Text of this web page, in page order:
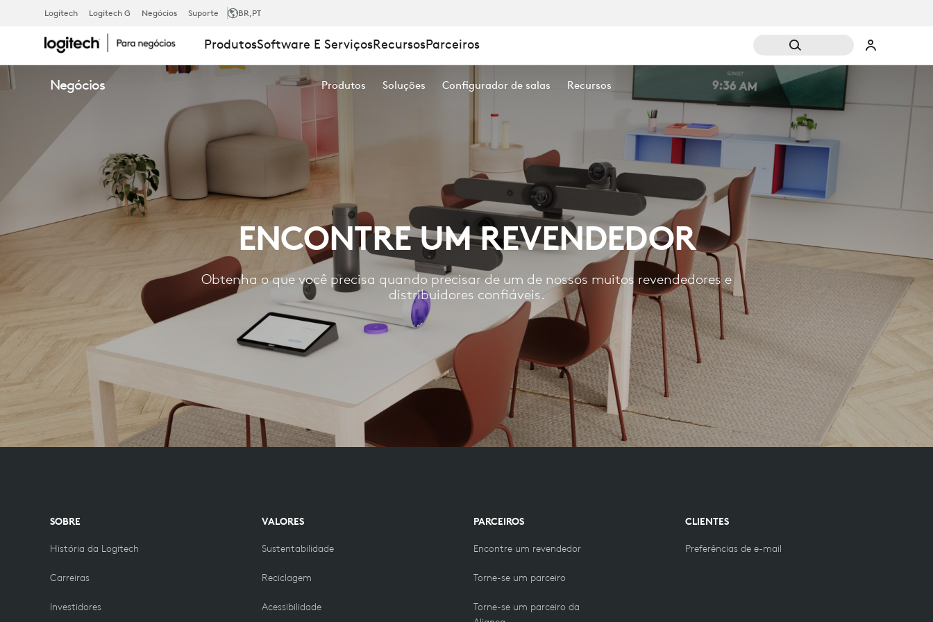
LOCALIZE
UM
REVENDEDOR
Logitech Logitech G Negócios Suporte BR,PT
ProdutosSoftware E ServiçosRecursosParceiros
Negócios Produtos Soluções Configurador de salas Recursos
ENCONTRE UM REVENDEDOR
Obtenha o que você precisa quando precisar de um de nossos muitos revendedores e
distribuidores confiáveis.
SOBRE
História da Logitech
Carreiras
Investidores
VALORES
Sustentabilidade
Reciclagem
Acessibilidade
PARCEIROS
Encontre um revendedor
Torne-se um parceiro
Torne-se um parceiro da
CLIENTES
Preferências de e-mail